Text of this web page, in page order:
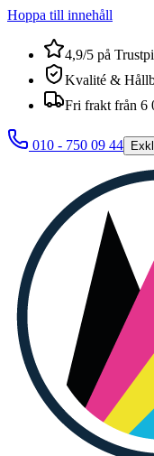
Hoppa till innehåll
4,9/5 på
Kvalité &
Fri frakt från 6
010 - 750 09 44